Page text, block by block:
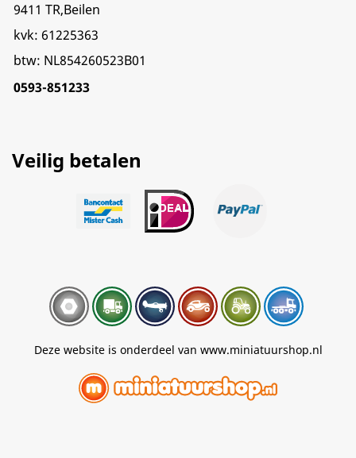
9411 TR,Beilen
kvk: 61225363
btw: NL854260523B01
0593-851233
Veilig betalen
Deze website is onderdeel van www.miniatuurshop.nl